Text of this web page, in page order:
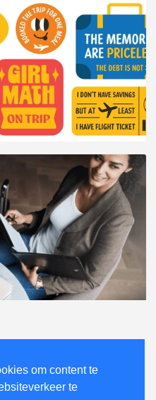
om content te
te
| Polski|Português
|